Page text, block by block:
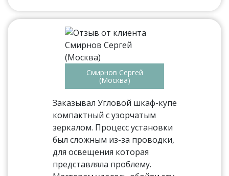
Смирнов Сергей
(Москва)
Заказывал Угловой шкаф-купе
компактный с узорчатым
зеркалом. Процесс установки
был сложным из-за проводки,
для освещения которая
представляла проблему.